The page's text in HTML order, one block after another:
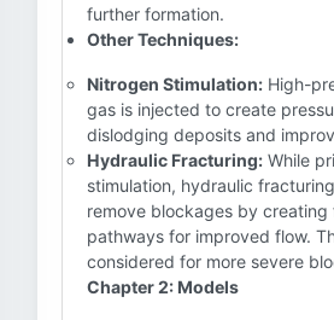
further formation.
Other Techniques:
Nitrogen Stimulation: High-
gas is injected to create
dislodging deposits and
Hydraulic Fracturing: While
stimulation, hydraulic
remove blockages by creating
pathways for improved flow.
considered for more severe
Chapter 2: Models